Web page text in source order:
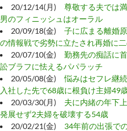
20/12/14(月) 尊敬する夫では
男のフィニッシュはオーラル
20/09/18(金) 子に広まる離婚
の情報戦で劣勢に立たされ再婚に
20/07/10(金) 勤務先の痴話に
訟ブラフに怯えるパパラッチ
20/05/08(金)悩みはセフレ継
入社した先で68歳に根負け主婦49
20/03/30(月) 夫に内緒の年下
発展せず2夫婦を破壊する54歳
20/02/21(金) 34年前の出張で